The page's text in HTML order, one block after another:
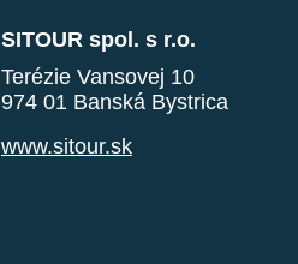
SITOUR spol. s r.o.
Terézie Vansovej 10
974 01 Banská Bystrica
www.sitour.sk